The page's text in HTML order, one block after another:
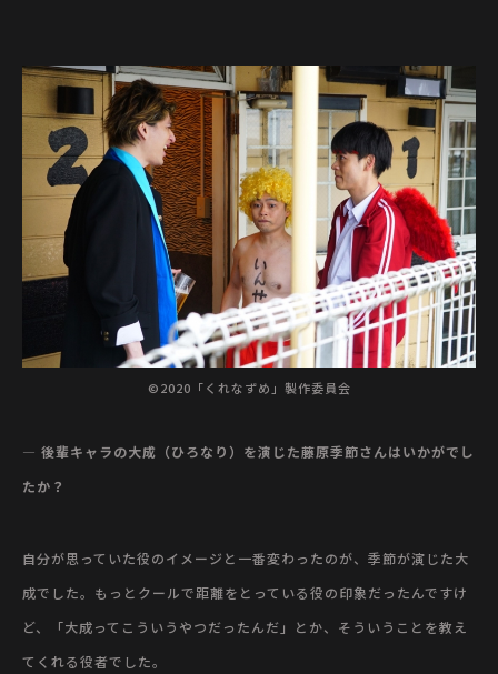
©2020「くれなずめ」製作委員会
— 後輩キャラの大成（ひろなり）を演じた藤原季節さんはいかがでし
たか？
自分が思っていた役のイメージと一番変わったのが、季節が演じた大
成でした。もっとクールで距離をとっている役の印象だったんですけ
ど、「大成ってこういうやつだったんだ」とか、そういうことを教え
てくれる役者でした。